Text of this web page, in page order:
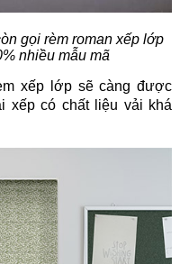
gọi rèm roman xếp lớp
nhiều mẫu mã
xếp lớp sẽ càng được
xếp có chất liệu vải khá